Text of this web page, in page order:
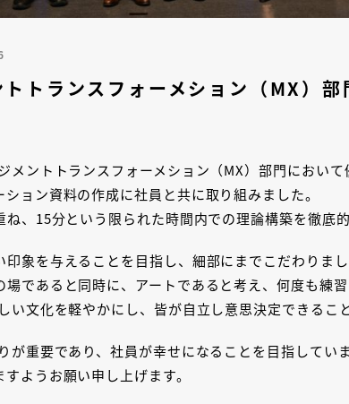
トランスフォーメション（MX）
メントトランスフォーメション（MX）部門において
ョン資料の作成に社員と共に取り組みました。
、15分という限られた時間内での理論構築を徹底
象を与えることを目指し、細部にまでこだわりまし
であると同時に、アートであると考え、何度も練習
い文化を軽やかにし、皆が自立し意思決定できるこ
が重要であり、社員が幸せになることを目指していま
ようお願い申し上げます。